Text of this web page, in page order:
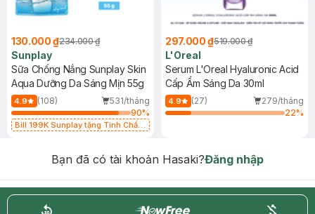
130.000 ₫234.000 ₫
Sunplay
Sữa Chống Nắng Sunplay Skin
Aqua Dưỡng Da Sáng Mịn 55g
4.9 (108)
531/tháng
90%
Bill 199K Sunplay tặng Tinh Chất
297.000 ₫519.000 ₫
L'Oreal
Serum L'Oreal Hyaluronic Acid
Cấp Ẩm Sáng Da 30ml
4.9 (27)
279/tháng
22%
Bạn đã có tài khoản Hasaki?Đăng nhập